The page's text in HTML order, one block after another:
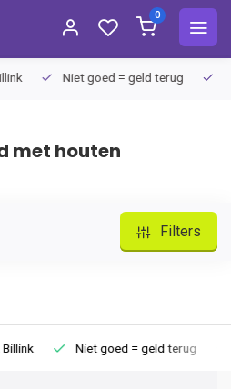
0
Niet goed = geld terug
met houten
Filters
Niet goed = geld terug